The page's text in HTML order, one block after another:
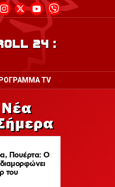
24 :
ΟΔΗΓΟΙ
TV
Νέα
Πουέρτα: Ο
του